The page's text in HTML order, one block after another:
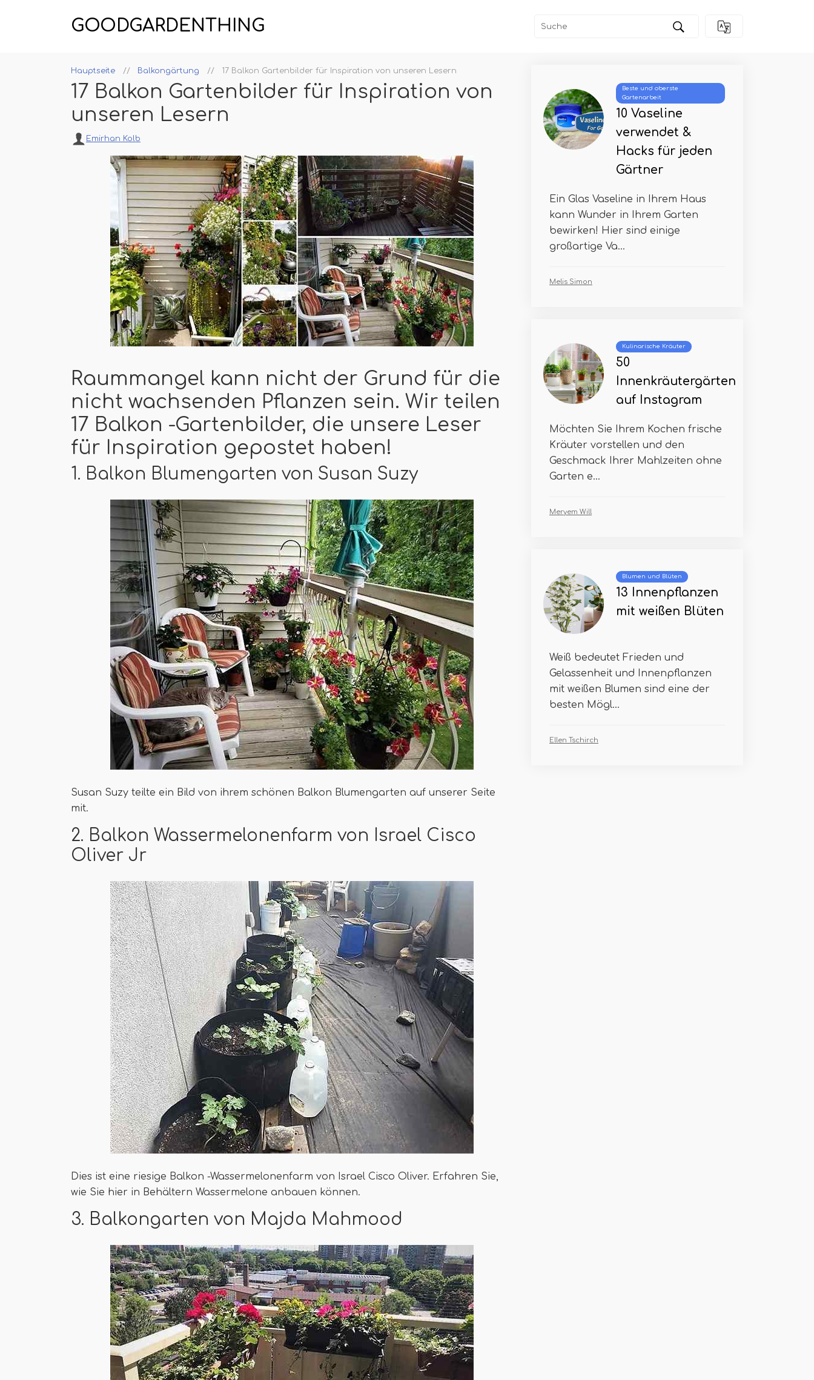
GOODGARDENTHING
Hauptseite Balkongärtung 17 Balkon Gartenbilder für Inspiration von unseren Lesern
17 Balkon Gartenbilder für Inspiration von
unseren Lesern
Emirhan Kolb
Raummangel kann nicht der Grund für die
nicht wachsenden Pflanzen sein. Wir teilen
17 Balkon -Gartenbilder, die unsere Leser
für Inspiration gepostet haben!
1. Balkon Blumengarten von Susan Suzy
Susan Suzy teilte ein Bild von ihrem schönen Balkon Blumengarten auf unserer Seite
mit.
2. Balkon Wassermelonenfarm von Israel Cisco
Oliver Jr
Dies ist eine riesige Balkon -Wassermelonenfarm von Israel Cisco Oliver. Erfahren Sie,
wie Sie hier in Behältern Wassermelone anbauen können.
3. Balkongarten von Majda Mahmood
Beste und oberste
Gartenarbeit
10 Vaseline
verwendet &
Hacks für jeden
Gärtner
Ein Glas Vaseline in Ihrem Haus
kann Wunder in Ihrem Garten
bewirken! Hier sind einige
großartige Va...
Melis Simon
Kulinarische Kräuter
50
Innenkräutergärten
auf Instagram
Möchten Sie Ihrem Kochen frische
Kräuter vorstellen und den
Geschmack Ihrer Mahlzeiten ohne
Garten e...
Meryem Will
Blumen und Blüten
13 Innenpflanzen
mit weißen Blüten
Weiß bedeutet Frieden und
Gelassenheit und Innenpflanzen
mit weißen Blumen sind eine der
besten Mögl...
Ellen Tschirch